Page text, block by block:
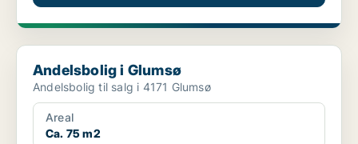
Andelsbolig i Glumsø
Andelsbolig i Glumsø
Andelsbolig til salg i 4171 Glumsø
Areal
Ca. 75 m2